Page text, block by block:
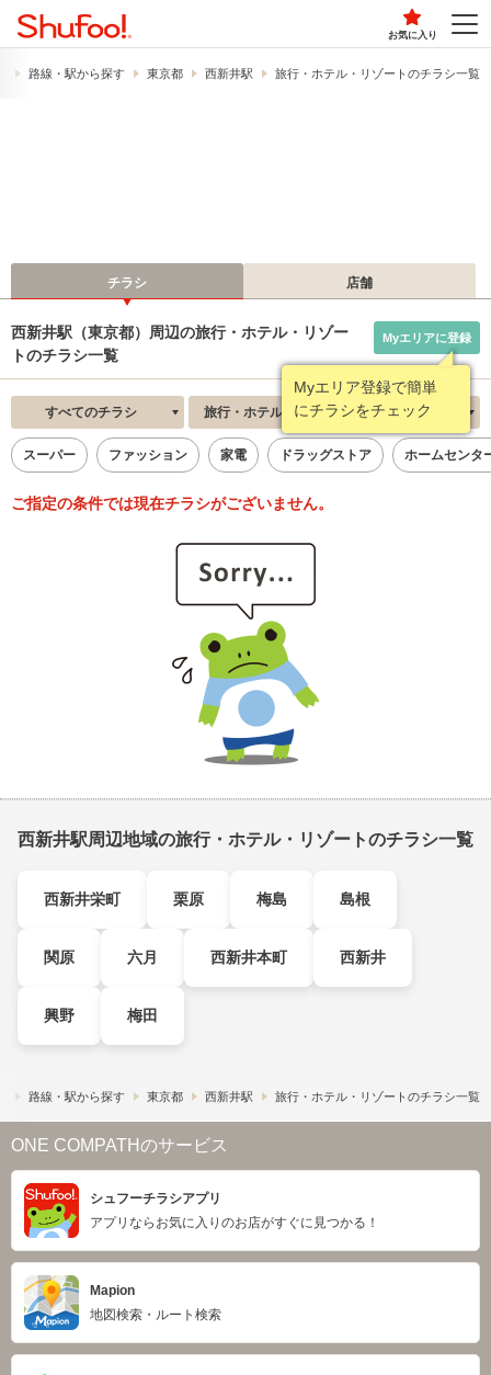
お気に入り
路線・駅から探す 東京都 西新井駅 旅行・ホテル・リゾートのチラシ一覧
チラシ 店舗
西新井駅（東京都）周辺の旅行・ホテル・リゾー
トのチラシ一覧
Myエリア登録で簡単
にチラシをチェック
Myエリアに登録
すべてのチラシ 旅行・ホテル・リゾート 新着順
スーパー ファッション 家電 ドラッグストア ホームセンタ
ご指定の条件では現在チラシがございません。
西新井駅周辺地域の旅行・ホテル・リゾートのチラシ一覧
西新井栄町 栗原 梅島 島根
関原 六月 西新井本町 西新井
興野 梅田
路線・駅から探す 東京都 西新井駅 旅行・ホテル・リゾートのチラシ一覧
ONE COMPATHのサービス
シュフーチラシアプリ
アプリならお気に入りのお店がすぐに見つかる！
Mapion
地図検索・ルート検索